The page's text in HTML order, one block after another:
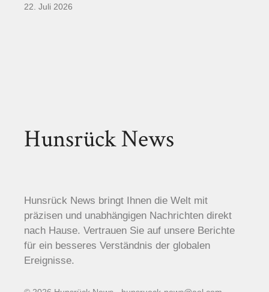
22. Juli 2026
Hunsrück News
Hunsrück News bringt Ihnen die Welt mit
präzisen und unabhängigen Nachrichten direkt
nach Hause. Vertrauen Sie auf unsere Berichte
für ein besseres Verständnis der globalen
Ereignisse.